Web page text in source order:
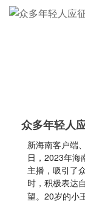
众多年轻人
新海南客户端
日，2023年海
主播，吸引了
时，积极表达
望。20岁的小